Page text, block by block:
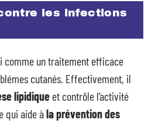
les infections
comme un traitement efficace
cutanés. Effectivement, il
lipidique et contrôle l’activité
qui aide àla prévention des